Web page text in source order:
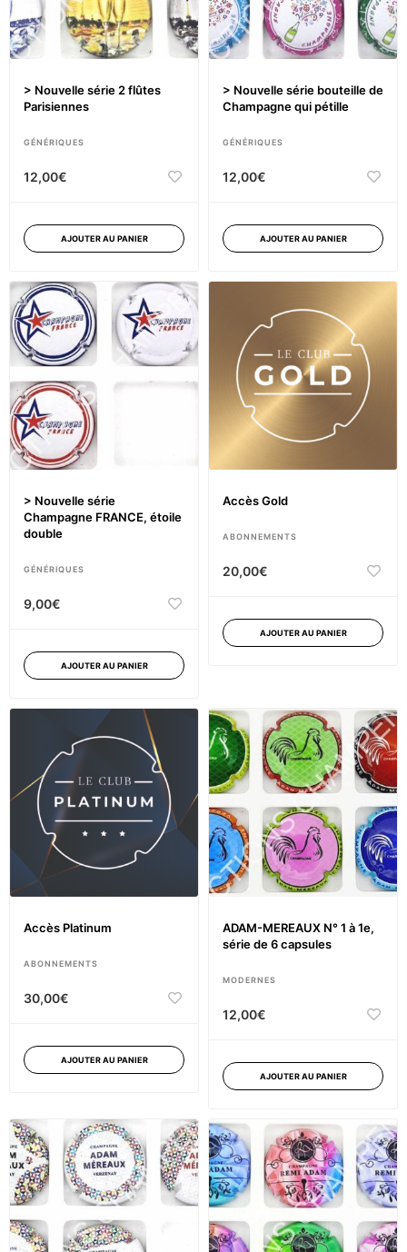
> Nouvelle série 2 flûtes
Parisiennes
GÉNÉRIQUES
12,00€
AJOUTER AU PANIER
> Nouvelle série bouteille de
Champagne qui pétille
GÉNÉRIQUES
12,00€
AJOUTER AU PANIER
> Nouvelle série
Champagne FRANCE, étoile
double
GÉNÉRIQUES
9,00€
AJOUTER AU PANIER
Accès Gold
ABONNEMENTS
20,00€
AJOUTER AU PANIER
Accès Platinum
ABONNEMENTS
30,00€
AJOUTER AU PANIER
ADAM-MEREAUX N° 1 à 1e,
série de 6 capsules
MODERNES
12,00€
AJOUTER AU PANIER